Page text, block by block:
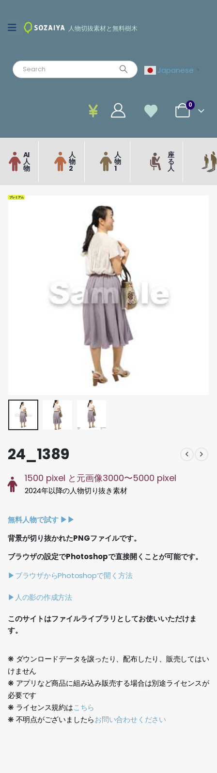
人物切抜素材と無料樹木
Japanese ▼
0
AI
人
物
人
物
2
人
物
1
座
る
人
プレミアム
24_1389
1500 pixel と元画像3000〜5000 pixel
2024年以降の人物切り抜き素材
無料人物で試す ▶︎▶︎
背景が切り抜かれたPNGファイルです。
ブラウザの設定でPhotoshopで直接開くことが可能です。
▶ブラウザからPhotoshopで開く方法
▶人の影の作成方法
このサイトはファイルライブラリとしてお使いいただけま
す。
❋ ダウンロードデータを譲ったり、配布したり、販売してはい
けません
❋ アプリなど商品に組み込み販売する場合は別途ライセンスが
必要です
❋ ライセンス規約はこちら
❋ 不明点がございましたらお問い合わせください